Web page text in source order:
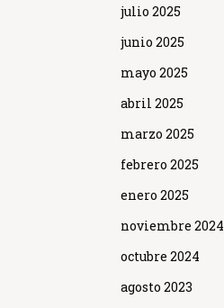
julio 2025
junio 2025
mayo 2025
abril 2025
marzo 2025
febrero 2025
enero 2025
noviembre 2024
octubre 2024
agosto 2023